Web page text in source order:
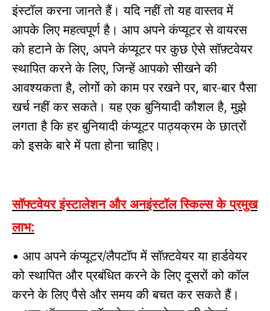
इंस्टॉलकरना जानते हैं। यदि नहीं तो यह वास्तव में
आपके लिए महत्वपूर्ण है। आप अपने कंप्यूटर से वायरस
को हटाने के लिए, अपने कंप्यूटर पर कुछ ऐसे सॉफ़्टवेयर
स्थापित करने के लिए,जिन्हें आपको सीखने की
आवश्यकता है,लोगों को काम पर रखने पर,बार-बार पैसा
खर्च नहीं कर सकते। यह एक बुनियादी कौशल है,मुझे
लगता है कि हर बुनियादी कंप्यूटर पाठ्यक्रम के छात्रों
को इसके बारे में पता होना चाहिए।
सॉफ्टवेयर इंस्टालेशन और अनइंस्टॉल स्किल्स के प्रमुख
लाभ:
• आप अपने कंप्यूटर/लैपटॉप में सॉफ़्टवेयर या हार्डवेयर
को स्थापित और प्रबंधित करने के लिए दूसरों को कॉल
करने के लिए पैसे और समय की बचत कर सकते हैं।